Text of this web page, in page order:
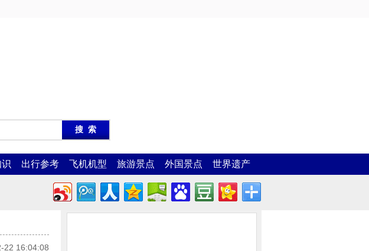
出行参考 飞机机型 旅游景点 外国景点 世界遗产
22 16:04:08